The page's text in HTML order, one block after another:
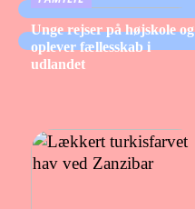
Unge rejser på højskole og
oplever fællesskab i
udlandet